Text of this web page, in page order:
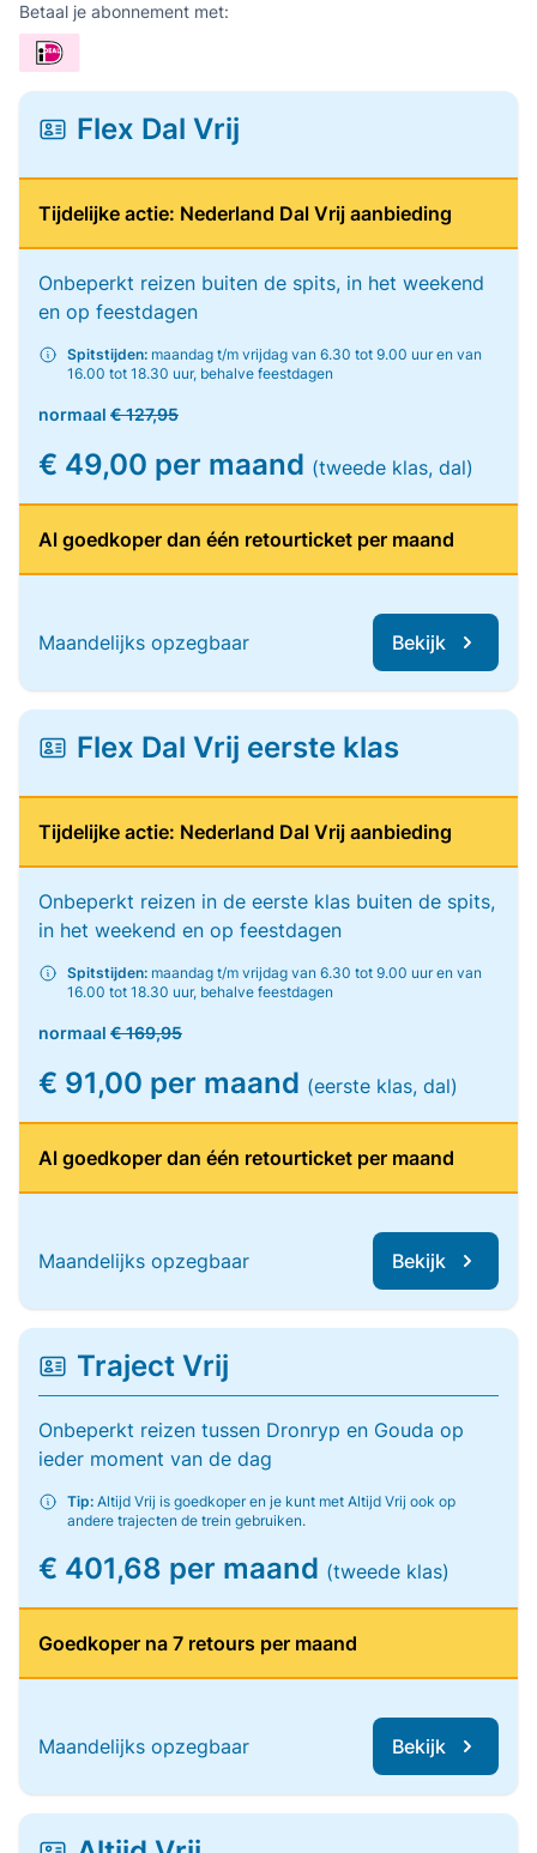
Betaal je abonnement met:
Flex Dal Vrij
Tijdelijke actie: Nederland Dal Vrij aanbieding
Onbeperkt reizen buiten de spits, in het weekend
en op feestdagen
Spitstijden: maandag t/m vrijdag van 6.30 tot 9.00 uur en van
16.00 tot 18.30 uur, behalve feestdagen
normaal € 127,95
€ 49,00 per maand (tweede klas, dal)
Al goedkoper dan één retourticket per maand
Maandelijks opzegbaar Bekijk
Flex Dal Vrij eerste klas
Tijdelijke actie: Nederland Dal Vrij aanbieding
Onbeperkt reizen in de eerste klas buiten de spits,
in het weekend en op feestdagen
Spitstijden: maandag t/m vrijdag van 6.30 tot 9.00 uur en van
16.00 tot 18.30 uur, behalve feestdagen
normaal € 169,95
€ 91,00 per maand (eerste klas, dal)
Al goedkoper dan één retourticket per maand
Maandelijks opzegbaar Bekijk
Traject Vrij
Onbeperkt reizen tussen Dronryp en Gouda op
ieder moment van de dag
Tip: Altijd Vrij is goedkoper en je kunt met Altijd Vrij ook op
andere trajecten de trein gebruiken.
€ 401,68 per maand (tweede klas)
Goedkoper na 7 retours per maand
Maandelijks opzegbaar Bekijk